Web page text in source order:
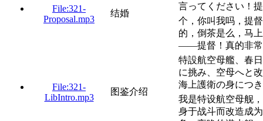
File:321-
Proposal.mp3
结婚
言ってください！
个，你叫我吗，提
的，倒茶是么，马
——提督！真的非
File:321-
LibIntro.mp3
图鉴介绍
特設航空母艦、春
に挑み、空母へと
海上護衛の身につ
我是特设航空母舰
身于战斗而改造成